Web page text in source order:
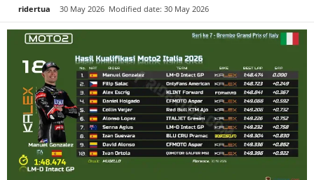
ridertua 30 May 2026 Modified date: 30 May 2026